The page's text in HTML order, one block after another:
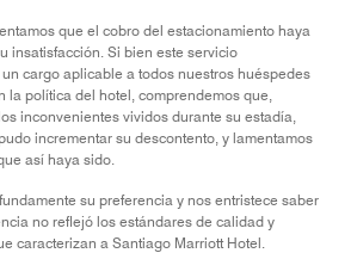
que el cobro del estacionamiento haya
insatisfacción. Si bien este servicio
cargo aplicable a todos nuestros huéspedes
la política del hotel, comprendemos que,
inconvenientes vividos durante su estadía,
incrementar su descontento, y lamentamos
así haya sido.
su preferencia y nos entristece saber
no reflejó los estándares de calidad y
caracterizan a Santiago Marriott Hotel.